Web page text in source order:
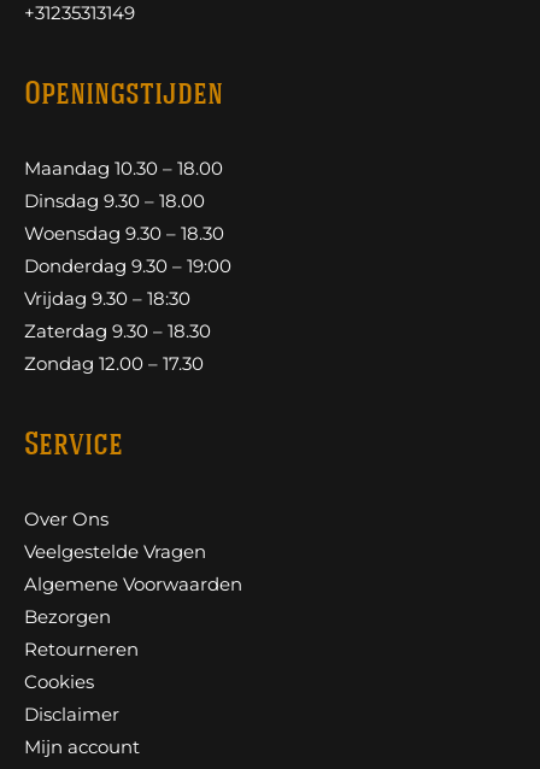
+31235313149
Openingstijden
Maandag 10.30 – 18.00
Dinsdag 9.30 – 18.00
Woensdag 9.30 – 18.30
Donderdag 9.30 – 19:00
Vrijdag 9.30 – 18:30
Zaterdag 9.30 – 18.30
Zondag 12.00 – 17.30
Service
Over Ons
Veelgestelde Vragen
Algemene Voorwaarden
Bezorgen
Retourneren
Cookies
Disclaimer
Mijn account